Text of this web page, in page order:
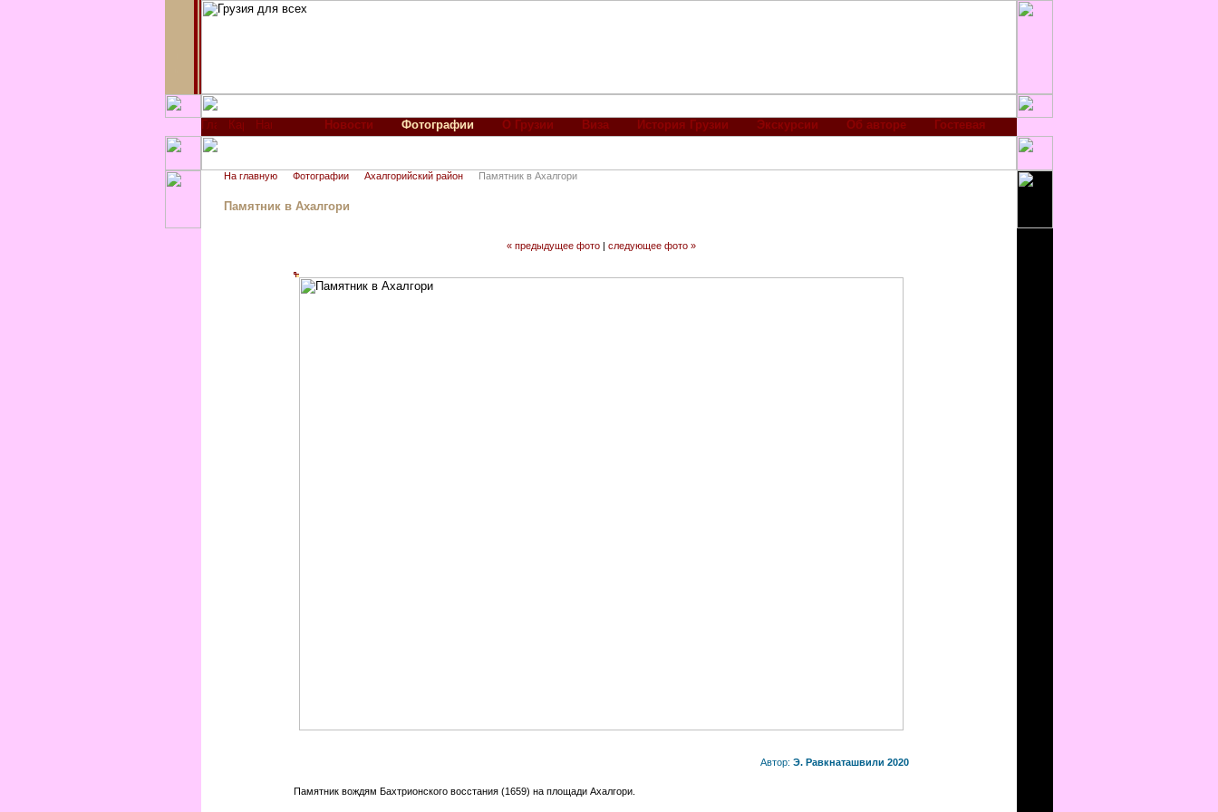
Новости Фотографии О Грузии Виза История Грузии Экскурсии Об авторе Гостевая
На главную Фотографии Ахалгорийский район Памятник в Ахалгори
Памятник в Ахалгори
« предыдущее фото | следующее фото »
Автор: Э. Равкнаташвили 2020
Памятник вождям Бахтрионского восстания (1659) на площади Ахалгори.